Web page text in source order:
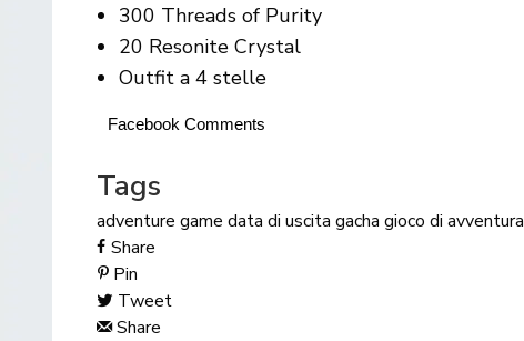
300 Threads of Purity
20 Resonite Crystal
Outfit a 4 stelle
Facebook Comments
Tags
adventure game data di uscita gacha gioco di avventura
Share
Pin
Tweet
Share